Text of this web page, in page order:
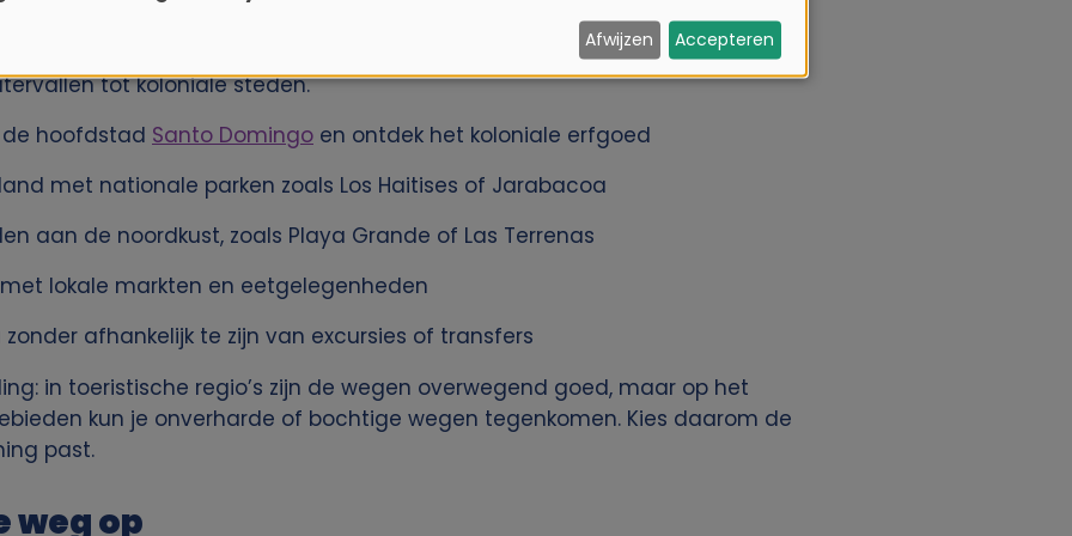
meer dan zon, zee en strand. Met een huurauto kun je het hele eiland
tot koloniale steden.
de hoofdstad Santo Domingo en ontdek het koloniale erfgoed
met nationale parken zoals Los Haitises of Jarabacoa
aan de noordkust, zoals Playa Grande of Las Terrenas
lokale markten en eetgelegenheden
afhankelijk te zijn van excursies of transfers
in toeristische regio’s zijn de wegen overwegend goed, maar op het
kun je onverharde of bochtige wegen tegenkomen. Kies daarom de
past.
weg op
Afwijzen Accepteren